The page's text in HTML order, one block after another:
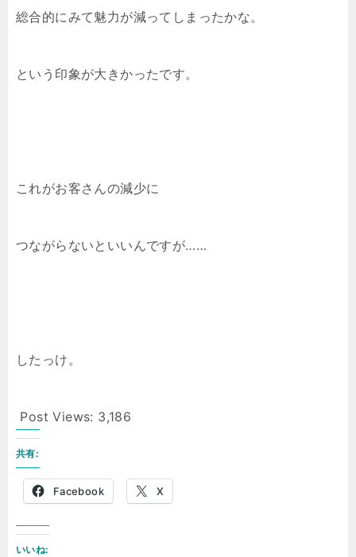
総合的にみて魅力が減ってしまったかな。
という印象が大きかったです。
これがお客さんの減少に
つながらないといいんですが……
したっけ。
Post Views: 3,186
共有:
Facebook X
いいね: